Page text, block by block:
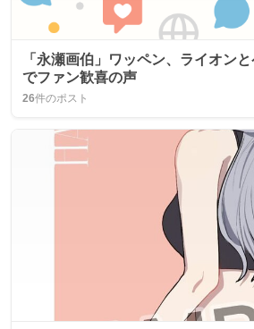
「永瀬画伯」ワッペン、ライオン
でファン歓喜の声
26件のポスト